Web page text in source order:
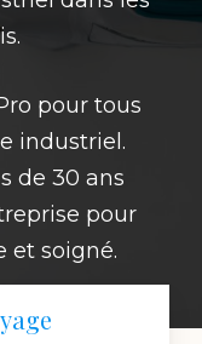
pour tous
industriel.
de 30 ans
pour
et soigné.